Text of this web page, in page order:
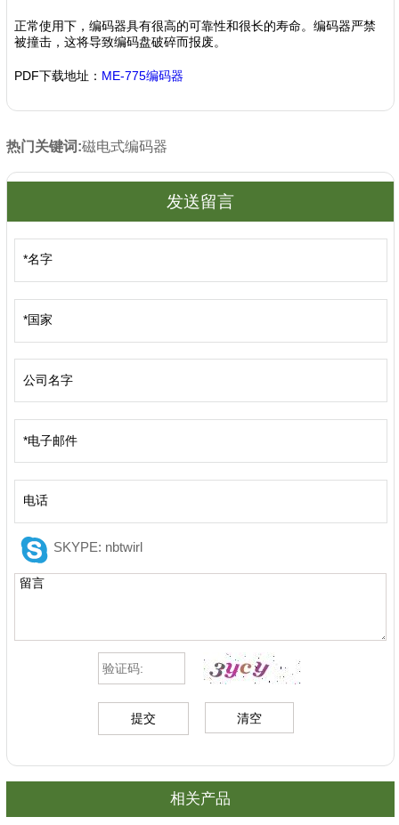
正常使用下，编码器具有很高的可靠性和很长的寿命。编码器严禁
被撞击，这将导致编码盘破碎而报废。
PDF下载地址： ME-775编码器
热门关键词:磁电式编码器
发送留言
SKYPE: nbtwirl
提交 清空
相关产品